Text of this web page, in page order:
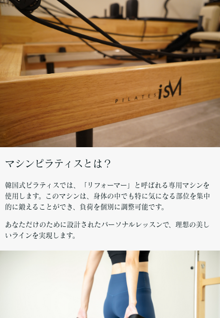
マシンピラティスとは？
韓国式ピラティスでは、「リフォーマー」と呼ばれる専用マシンを
使用します。このマシンは、身体の中でも特に気になる部位を集中
的に鍛えることができ、負荷を個別に調整可能です。
あなただけのために設計されたパーソナルレッスンで、理想の美し
いラインを実現します。